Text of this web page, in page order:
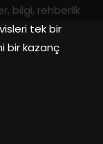
bilgi, rehberlik
tek bir
bir kazanç